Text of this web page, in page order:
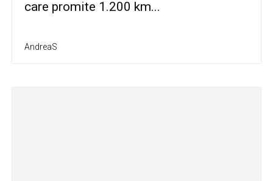
care promite 1.200 km...
AndreaS